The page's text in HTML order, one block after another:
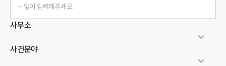
사무소
사건분야